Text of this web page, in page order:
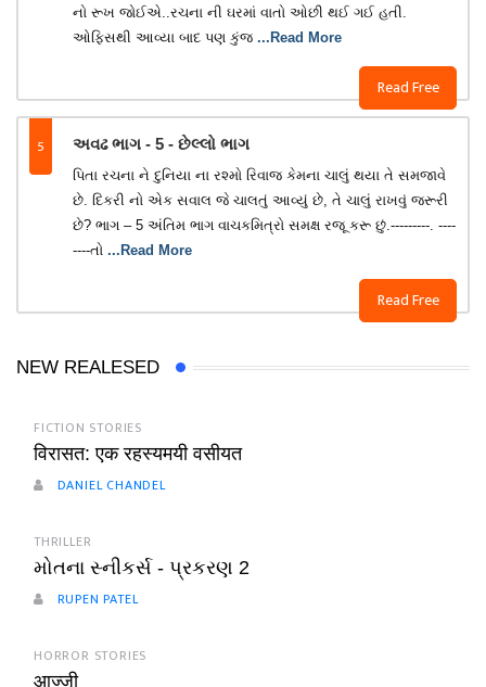
Read Free
નો રૂખ જોઈએ..રચના ની ઘરમાં વાતો ઓછી થઈ ગઈ હતી.
ઓફિસથી આવ્યા બાદ પણ કુંજ ...Read More
5 અવઢ ભાગ - 5 - છેલ્લો ભાગ
Read Free
પિતા રચના ને દુનિયા ના રશ્મો રિવાજ કેમના ચાલું થયા તે સમજાવે
છે. દિકરી નો એક સવાલ જે ચાલતું આવ્યું છે, તે ચાલું રાખવું જરૂરી
છે? ભાગ – 5 અંતિમ ભાગ વાચકમિત્રો સમક્ષ રજૂ કરૂ છું.---------. ----
----તો ...Read More
NEW REALESED
FICTION STORIES
विरासत: एक रहस्यमयी वसीयत
DANIEL CHANDEL
THRILLER
મોતના સ્નીકર્સ - પ્રકરણ 2
RUPEN PATEL
HORROR STORIES
आज्जी